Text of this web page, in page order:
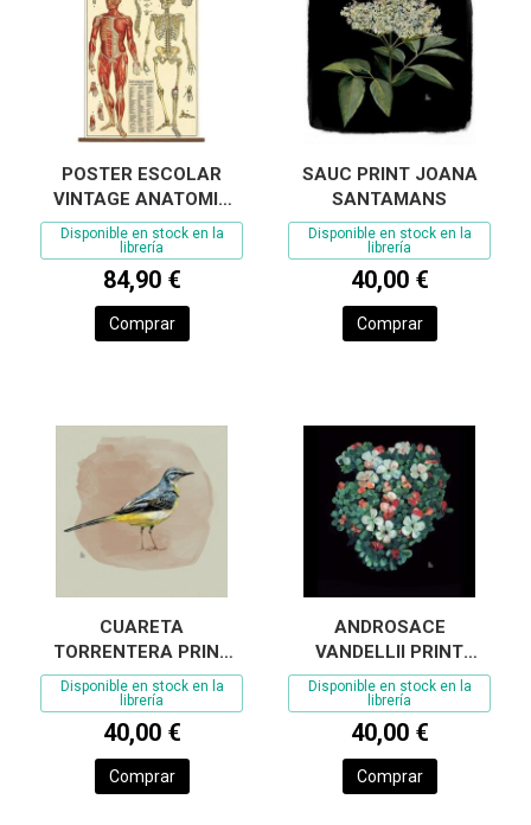
POSTER ESCOLAR
VINTAGE ANATOMIA
CAVALLINI & CO.
Disponible en stock en la
librería
84,90 €
Comprar
SAUC PRINT JOANA
SANTAMANS
Disponible en stock en la
librería
40,00 €
Comprar
CUARETA
TORRENTERA PRINT
JOANA SANTAMANS
Disponible en stock en la
librería
40,00 €
Comprar
ANDROSACE
VANDELLII PRINT
JOANA SANTAMANS
Disponible en stock en la
librería
40,00 €
Comprar